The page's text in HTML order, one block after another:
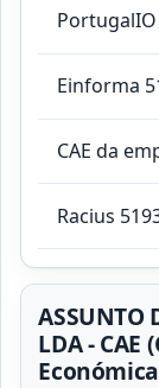
Einforma
CAE da
Racius
ASSUNTO
LDA -